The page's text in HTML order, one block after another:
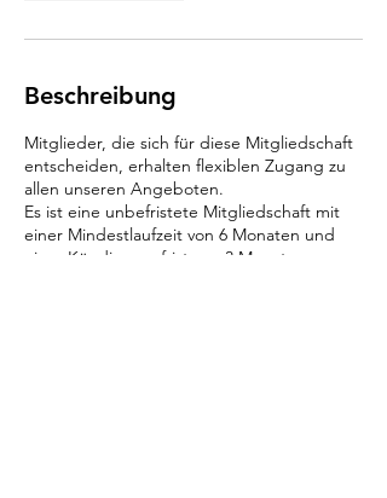
Beschreibung
Mitglieder, die sich für diese Mitgliedschaft
entscheiden, erhalten flexiblen Zugang zu
allen unseren Angeboten.
Es ist eine unbefristete Mitgliedschaft mit
einer Mindestlaufzeit von 6 Monaten und
einer Kündigungsfrist von 3 Monaten.